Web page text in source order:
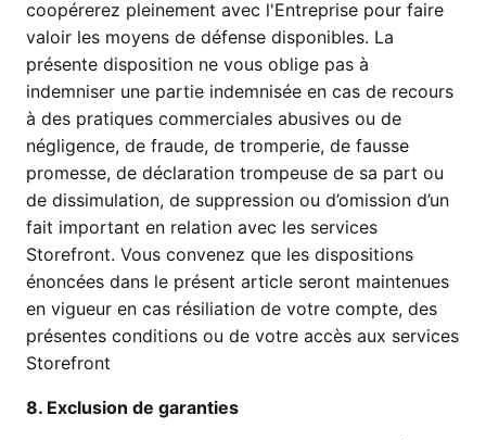
coopérerez pleinement avec l'Entreprise pour faire
valoir les moyens de défense disponibles. La
présente disposition ne vous oblige pas à
indemniser une partie indemnisée en cas de recours
à des pratiques commerciales abusives ou de
négligence, de fraude, de tromperie, de fausse
promesse, de déclaration trompeuse de sa part ou
de dissimulation, de suppression ou d’omission d’un
fait important en relation avec les services
Storefront. Vous convenez que les dispositions
énoncées dans le présent article seront maintenues
en vigueur en cas résiliation de votre compte, des
présentes conditions ou de votre accès aux services
Storefront
8. Exclusion de garanties